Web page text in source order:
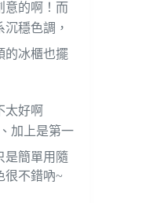
意的啊！而
穩色調，
的冰櫃也擺
太好啊
加上是第一
是簡單用隨
很不錯吶~